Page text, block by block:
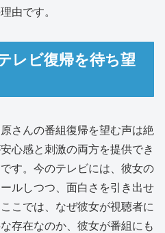
由です。
レビ復帰を待ち望
さんの番組復帰を望む声は絶
心感と刺激の両方を提供でき
す。今のテレビには、彼女の
ルしつつ、面白さを引き出せ
こでは、なぜ彼女が視聴者に
存在なのか、彼女が番組にも